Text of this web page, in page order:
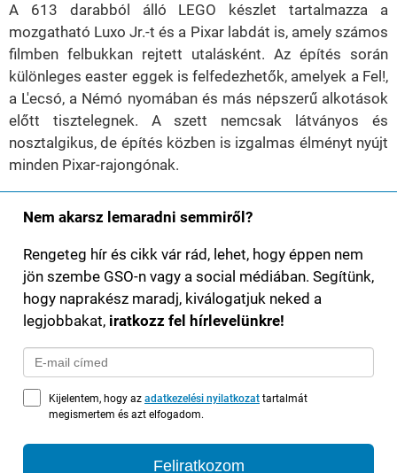
A 613 darabból álló LEGO készlet tartalmazza a
mozgatható Luxo Jr.-t és a Pixar labdát is, amely számos
filmben felbukkan rejtett utalásként. Az építés során
különleges easter eggek is felfedezhetők, amelyek a Fel!,
a L'ecsó, a Némó nyomában és más népszerű alkotások
előtt tisztelegnek. A szett nemcsak látványos és
nosztalgikus, de építés közben is izgalmas élményt nyújt
minden Pixar-rajongónak.
Nem akarsz lemaradni semmiről?
Rengeteg hír és cikk vár rád, lehet, hogy éppen nem
jön szembe GSO-n vagy a social médiában. Segítünk,
hogy naprakész maradj, kiválogatjuk neked a
legjobbakat, iratkozz fel hírlevelünkre!
Kijelentem, hogy az adatkezelési nyilatkozat tartalmát
megismertem és azt elfogadom.
Feliratkozom